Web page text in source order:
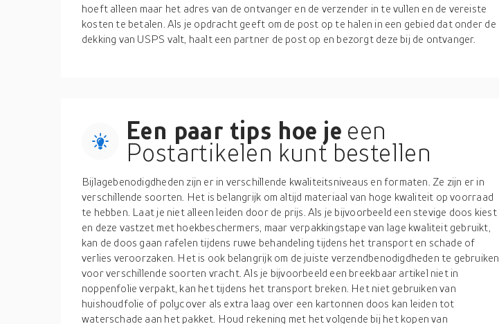
hoeft alleen maar het adres van de ontvanger en de verzender in te vullen en de vereiste
kosten te betalen. Als je opdracht geeft om de post op te halen in een gebied dat onder de
dekking van USPS valt, haalt een partner de post op en bezorgt deze bij de ontvanger.
Een paar tips hoe je een
Postartikelen kunt bestellen
Bijlagebenodigdheden zijn er in verschillende kwaliteitsniveaus en formaten. Ze zijn er in
verschillende soorten. Het is belangrijk om altijd materiaal van hoge kwaliteit op voorraad
te hebben. Laat je niet alleen leiden door de prijs. Als je bijvoorbeeld een stevige doos kiest
en deze vastzet met hoekbeschermers, maar verpakkingstape van lage kwaliteit gebruikt,
kan de doos gaan rafelen tijdens ruwe behandeling tijdens het transport en schade of
verlies veroorzaken. Het is ook belangrijk om de juiste verzendbenodigdheden te gebruiken
voor verschillende soorten vracht. Als je bijvoorbeeld een breekbaar artikel niet in
noppenfolie verpakt, kan het tijdens het transport breken. Het niet gebruiken van
huishoudfolie of polycover als extra laag over een kartonnen doos kan leiden tot
waterschade aan het pakket. Houd rekening met het volgende bij het kopen van